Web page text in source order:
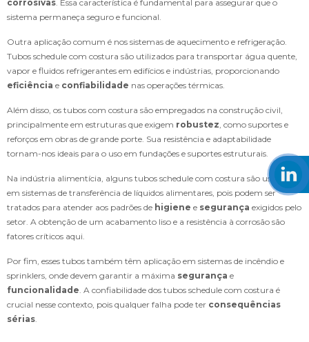
corrosivas. Essa característica é fundamental para assegurar que o
sistema permaneça seguro e funcional.
Outra aplicação comum é nos sistemas de aquecimento e refrigeração.
Tubos schedule com costura são utilizados para transportar água quente,
vapor e fluidos refrigerantes em edifícios e indústrias, proporcionando
eficiência e confiabilidade nas operações térmicas.
Além disso, os tubos com costura são empregados na construção civil,
principalmente em estruturas que exigem robustez, como suportes e
reforços em obras de grande porte. Sua resistência e adaptabilidade
tornam-nos ideais para o uso em fundações e suportes estruturais.
Na indústria alimentícia, alguns tubos schedule com costura são usados
em sistemas de transferência de líquidos alimentares, pois podem ser
tratados para atender aos padrões de higiene e segurança exigidos pelo
setor. A obtenção de um acabamento liso e a resistência à corrosão são
fatores críticos aqui.
Por fim, esses tubos também têm aplicação em sistemas de incêndio e
sprinklers, onde devem garantir a máxima segurança e
funcionalidade. A confiabilidade dos tubos schedule com costura é
crucial nesse contexto, pois qualquer falha pode ter consequências
sérias.